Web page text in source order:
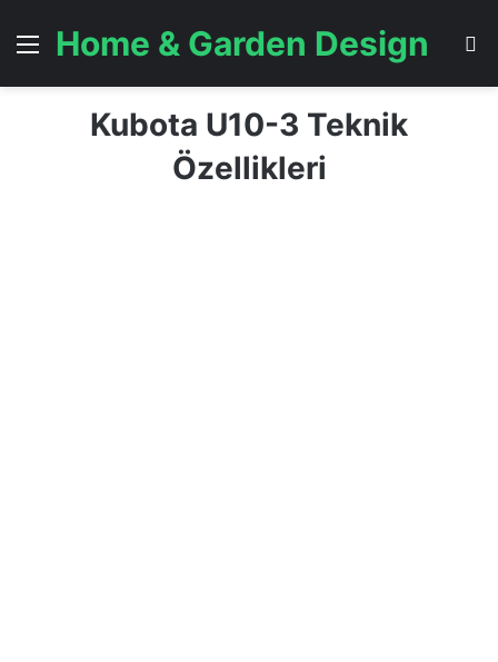
Menü
Home & Garden Design
Kubota U10-3 Teknik
Özellikleri